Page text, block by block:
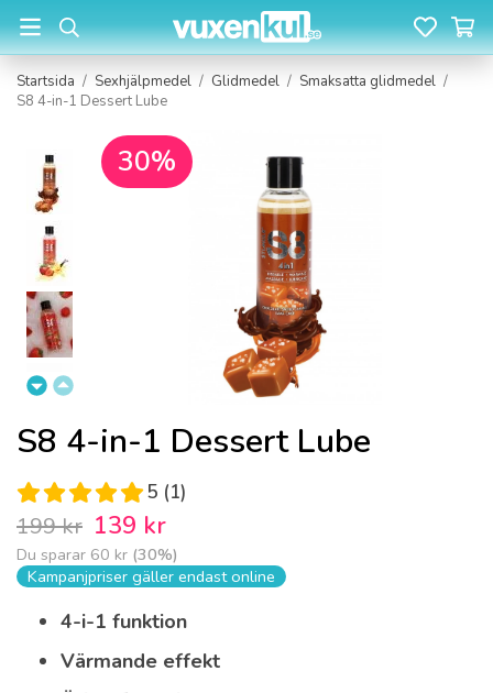
Startsida / Sexhjälpmedel / Glidmedel / Smaksatta glidmedel /
S8 4-in-1 Dessert Lube
30%
S8 4-in-1 Dessert Lube
5 (1)
199 kr 139 kr
Du sparar 60 kr (30%)
Kampanjpriser gäller endast online
4-i-1 funktion
Värmande effekt